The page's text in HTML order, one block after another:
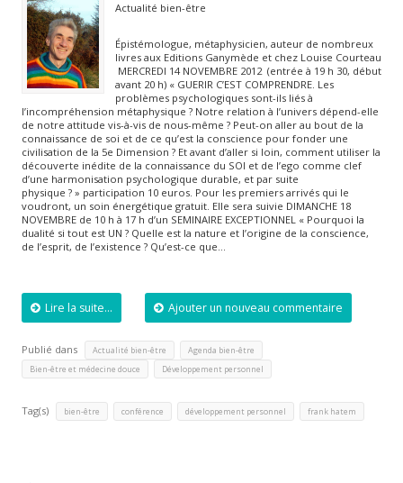
Actualité bien-être
Épistémologue, métaphysicien, auteur de nombreux
livres aux Editions Ganymède et chez Louise Courteau
MERCREDI 14 NOVEMBRE 2012 (entrée à 19 h 30, début
avant 20 h) « GUERIR C’EST COMPRENDRE. Les
problèmes psychologiques sont-ils liés à
l’incompréhension métaphysique ? Notre relation à l’univers dépend-elle
de notre attitude vis-à-vis de nous-même ? Peut-on aller au bout de la
connaissance de soi et de ce qu’est la conscience pour fonder une
civilisation de la 5e Dimension ? Et avant d’aller si loin, comment utiliser la
découverte inédite de la connaissance du SOI et de l’ego comme clef
d’une harmonisation psychologique durable, et par suite
physique ? » participation 10 euros. Pour les premiers arrivés qui le
voudront, un soin énergétique gratuit. Elle sera suivie DIMANCHE 18
NOVEMBRE de 10 h à 17 h d’un SEMINAIRE EXCEPTIONNEL « Pourquoi la
dualité si tout est UN ? Quelle est la nature et l’origine de la conscience,
de l’esprit, de l’existence ? Qu’est-ce que…
Lire la suite... Ajouter un nouveau commentaire
Publié dans Actualité bien-être Agenda bien-être
Bien-être et médecine douce Développement personnel
Tag(s) bien-être conférence développement personnel frank hatem